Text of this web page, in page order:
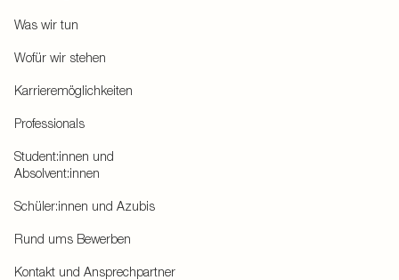
Was wir tun
Wofür wir stehen
Karrieremöglichkeiten
Professionals
Student:innen und
Absolvent:innen
Schüler:innen und Azubis
Rund ums Bewerben
Kontakt und Ansprechpartner